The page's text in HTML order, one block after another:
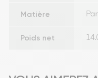
Matière
Poids net